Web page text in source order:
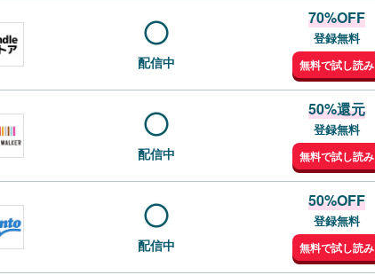
配信中
70%OFF
登録無料
無料で試し読み
配信中
50%還元
登録無料
無料で試し読み
配信中
50%OFF
登録無料
無料で試し読み